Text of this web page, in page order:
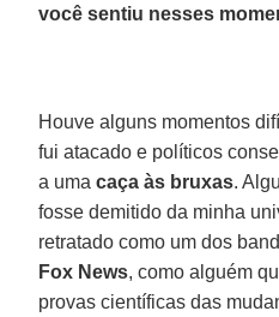
você sentiu nesses
Houve alguns momentos
fui atacado e políticos
a umacaça às bruxas.
fosse demitido da minha
retratado como um dos
Fox News, como alguém
provas científicas das